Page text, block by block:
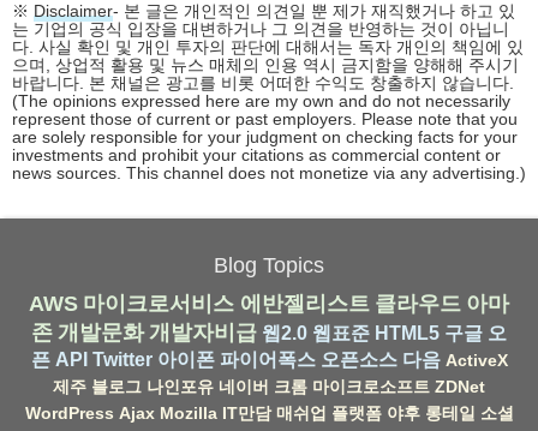
※ Disclaimer- 본 글은 개인적인 의견일 뿐 제가 재직했거나 하고 있
는 기업의 공식 입장을 대변하거나 그 의견을 반영하는 것이 아닙니
다. 사실 확인 및 개인 투자의 판단에 대해서는 독자 개인의 책임에 있
으며, 상업적 활용 및 뉴스 매체의 인용 역시 금지함을 양해해 주시기
바랍니다. 본 채널은 광고를 비롯 어떠한 수익도 창출하지 않습니다.
(The opinions expressed here are my own and do not necessarily
represent those of current or past employers. Please note that you
are solely responsible for your judgment on checking facts for your
investments and prohibit your citations as commercial content or
news sources. This channel does not monetize via any advertising.)
Blog Topics
AWS 마이크로서비스 에반젤리스트 클라우드 아마
존 개발문화 개발자비급 웹2.0 웹표준 HTML5 구글 오
픈 API Twitter 아이폰 파이어폭스 오픈소스 다음 ActiveX
제주 블로그 나인포유 네이버 크롬 마이크로소프트 ZDNet
WordPress Ajax Mozilla IT만담 매쉬업 플랫폼 야후 롱테일 소셜